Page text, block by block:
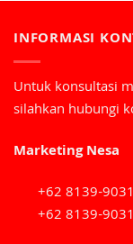
INFORMASI
Untuk konsultasi
silahkan hubungi
Marketing Nesa
+62 8139-
+62 8139-